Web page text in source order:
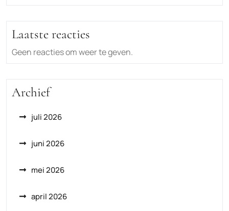
Laatste reacties
Geen reacties om weer te geven.
Archief
juli 2026
juni 2026
mei 2026
april 2026